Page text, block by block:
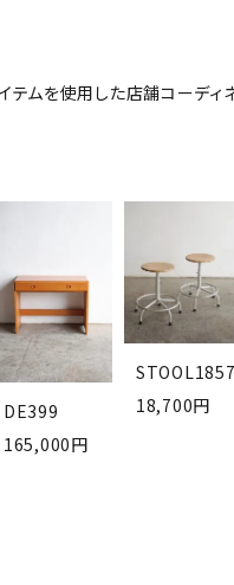
を使用した店舗コーディ
DE399
165,000円
STOOL1857
18,700円